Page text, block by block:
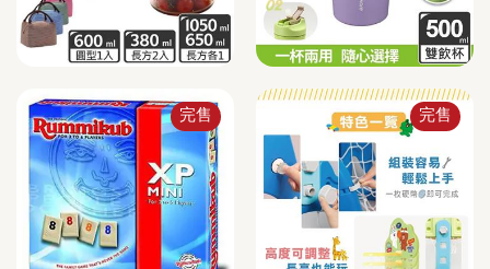
完售 完售